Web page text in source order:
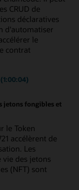
CRUD de
déclaratives
d'automatiser
le
contrat
jetons fongibles et
le Token
accélèrent de
Les
des jetons
(NFT) sont